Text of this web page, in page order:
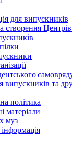
для випускників
створення Центрів
випускників та
політика
матеріали
муз